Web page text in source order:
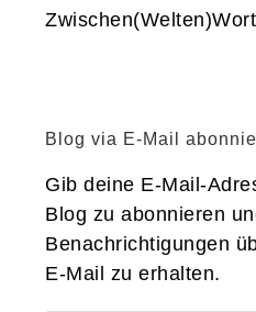
Blog via E-Mail
Gib deine E-Mail-
Blog zu abonnieren
Benachrichtigungen
E-Mail zu erhalten.